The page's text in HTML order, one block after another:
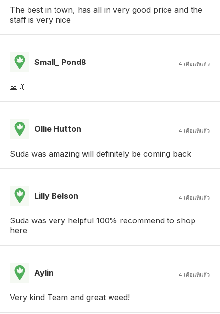
The best in town, has all in very good price and the
staff is very nice
Small_ Pond8 4 เดือนที่แล้ว
🙏🤙
Ollie Hutton 4 เดือนที่แล้ว
Suda was amazing will definitely be coming back
Lilly Belson 4 เดือนที่แล้ว
Suda was very helpful 100% recommend to shop
here
Aylin 4 เดือนที่แล้ว
Very kind Team and great weed!